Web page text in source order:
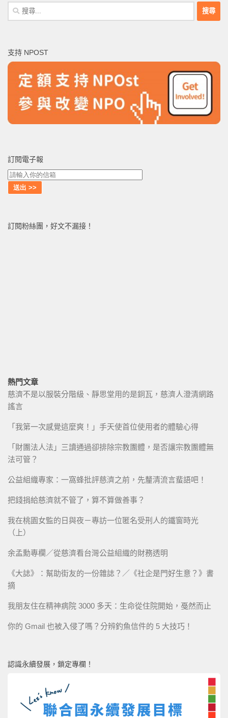
搜
尋
字:
支持 NPOST
訂閱電子報
訂閱粉絲團，好文不漏接！
熱門文章
慈濟不是以服裝分階級、靜思堂用的是銅瓦，慈濟人澄清網路
謠言
「我第一次感覺這麼爽！」手天使首位使用者的體驗心得
「財團法人法」三讀通過卻排除宗教團體，是否讓宗教團體無
法可管？
公益組織專家：一窩蜂批評慈濟之前，先釐清流言蜚語吧！
把錢捐給慈濟就不管了，算不算做善事？
我在桃園女監的日與夜－專訪一位匿名受刑人的鐵窗時光
（上）
余孟勳專欄／從慈濟看台灣公益組織的財務透明
《大誌》：幫助街友的一份雜誌？／《社企是門好生意？》書
摘
我朋友住在精神病院 3000 多天：生命從住院開始，戞然而止
你的 Gmail 也被入侵了嗎？分辨釣魚信件的 5 大技巧！
認識永續發展，鎖定專欄！